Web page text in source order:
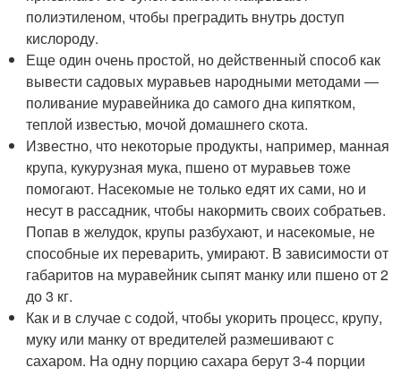
полиэтиленом, чтобы преградить внутрь доступ
кислороду.
Еще один очень простой, но действенный способ как
вывести садовых муравьев народными методами ―
поливание муравейника до самого дна кипятком,
теплой известью, мочой домашнего скота.
Известно, что некоторые продукты, например, манная
крупа, кукурузная мука, пшено от муравьев тоже
помогают. Насекомые не только едят их сами, но и
несут в рассадник, чтобы накормить своих собратьев.
Попав в желудок, крупы разбухают, и насекомые, не
способные их переварить, умирают. В зависимости от
габаритов на муравейник сыпят манку или пшено от 2
до 3 кг.
Как и в случае с содой, чтобы укорить процесс, крупу,
муку или манку от вредителей размешивают с
сахаром. На одну порцию сахара берут 3-4 порции